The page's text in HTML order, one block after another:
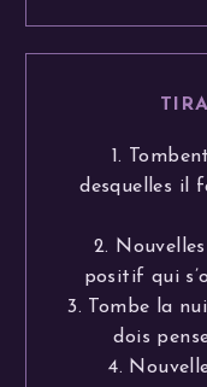
1.
desquelles il
2.
positif qui
3. Tombe la
dois
4.